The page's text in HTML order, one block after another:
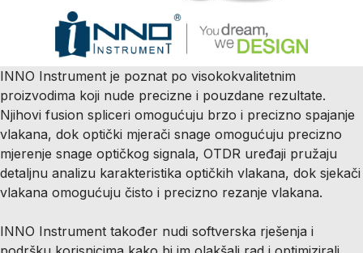
INNO Instrument je poznat po visokokvalitetnim
proizvodima koji nude precizne i pouzdane rezultate.
Njihovi fusion spliceri omogućuju brzo i precizno spajanje
vlakana, dok optički mjerači snage omogućuju precizno
mjerenje snage optičkog signala, OTDR uređaji pružaju
detaljnu analizu karakteristika optičkih vlakana, dok sjekači
vlakana omogućuju čisto i precizno rezanje vlakana.
INNO Instrument također nudi softverska rješenja i